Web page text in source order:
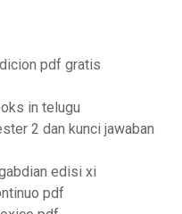
pdf gratis
in telugu
2 dan kunci jawaban
edisi xi
pdf